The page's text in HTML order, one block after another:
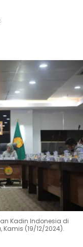
Kadin Indonesia di
Kamis (19/12/2024).